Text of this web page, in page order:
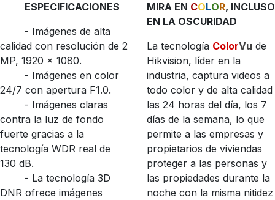
ESPECIFICACIONES
- ​ Imágenes de alta
calidad con resolución de 2
MP, 1920 × 1080.
​- Imágenes en color
24/7 con apertura F1.0.
​- Imágenes claras
contra la luz de fondo
fuerte gracias a la
tecnología WDR real de
130 dB.
​- La tecnología 3D
DNR ofrece imágenes
MIRA EN COLOR, INCLUSO
EN LA OSCURIDAD
La tecnología ColorVu de
Hikvision, líder en la
industria, captura videos a
todo color y de alta calidad
las 24 horas del día, los 7
días de la semana, lo que
permite a las empresas y
propietarios de viviendas
proteger a las personas y
las propiedades durante la
noche con la misma nitidez